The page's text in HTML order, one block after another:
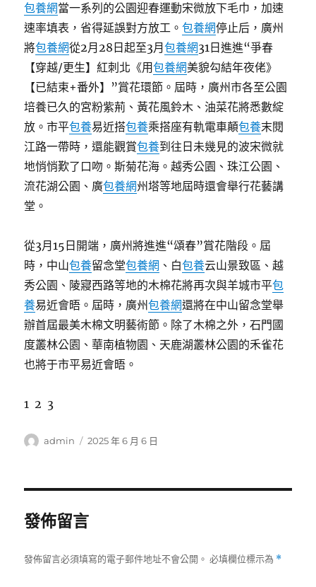
包養網當一系列的公園迎春運動宋微放下毛巾，加速
速率填表，省得延誤對方放工。包養網停止后，廣州
將包養網從2月28日起至3月包養網31日進進“爭春
【穿越/更生】紅刺北《用包養網美貌勾結年夜佬》
【已結束+番外】”賞花環節。屆時，廣州市各至公園
培養已久的宮粉紫荊、黃花風鈴木、油菜花將悉數綻
放。市平包養易近搭包養乘搭座有軌電車顛包養末閱
江路一帶時，還能觀賞包養到往日未幾見的波宋微就
地悄悄歎了口吻。斯菊花海。越秀公園、珠江公園、
流花湖公園、廣包養網州塔等地屆時還會舉行花藝講
堂。
從3月15日開端，廣州將進進“頌春”賞花階段。屆
時，中山包養留念堂包養網 、白包養云山景致區、越
秀公園、陵寢西路等地的木棉花將再次與羊城市平包
養易近會晤。屆時，廣州包養網還將在中山留念堂舉
辦首屆最美木棉文明藝術節。除了木棉之外，石門國
度叢林公園、華南植物園、天鹿湖叢林公園的禾雀花
也將于市平易近會晤。
1 2 3
作
admin
發
2025 年 6 月 6 日
發佈留言
發佈留言必須填寫的電子郵件地址不會公開。 必填欄位標示為 *